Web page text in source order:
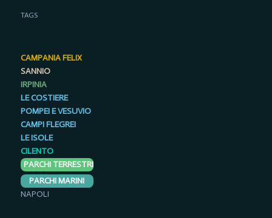
TAGS
CAMPANIA FELIX
SANNIO
IRPINIA
LE COSTIERE
POMPEI E VESUVIO
CAMPI FLEGREI
LE ISOLE
CILENTO
PARCHI TERRESTRI
PARCHI MARINI
NAPOLI